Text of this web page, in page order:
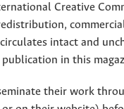
Creative
intact and
in this
their work